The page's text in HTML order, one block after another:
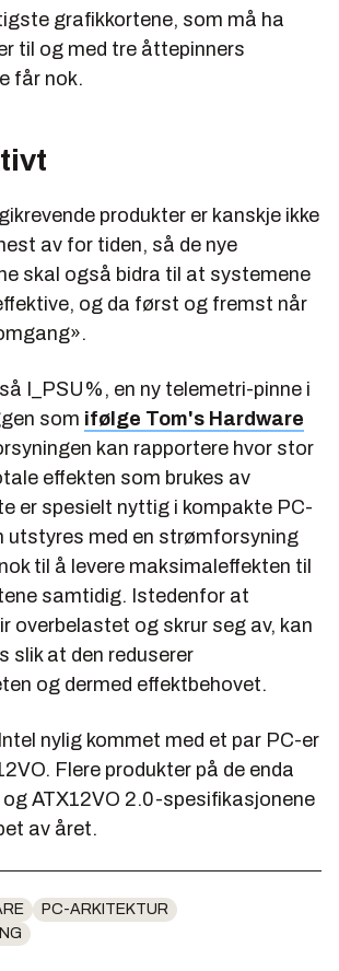
grafikkortene, som må ha
til og med tre åttepinners
får nok.
produkter er kanskje ikke
av for tiden, så de nye
skal også bidra til at systemene
og da først og fremst når
I_PSU% , en ny telemetri-pinne i
som ifølge Tom's Hardware
kan rapportere hvor stor
effekten som brukes av
er spesielt nyttig i kompakte PC-
utstyres med en strømforsyning
til å levere maksimaleffekten til
samtidig. Istedenfor at
overbelastet og skrur seg av, kan
slik at den reduserer
og dermed effektbehovet.
nylig kommet med et par PC-er
Flere produkter på de enda
og ATX12VO 2.0-spesifikasjonene
av året.
PC-ARKITEKTUR